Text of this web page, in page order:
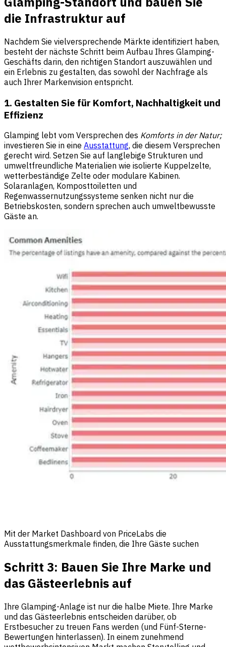
die Infrastruktur auf
Nachdem Sie vielversprechende Märkte identifiziert haben,
besteht der nächste Schritt beim Aufbau Ihres Glamping-
Geschäfts darin, den richtigen Standort auszuwählen und
ein Erlebnis zu gestalten, das sowohl der Nachfrage als
auch Ihrer Markenvision entspricht.
1. Gestalten Sie für Komfort, Nachhaltigkeit und
Effizienz
Glamping lebt vom Versprechen des Komforts in der Natur;
investieren Sie in eine Ausstattung, die diesem Versprechen
gerecht wird. Setzen Sie auf langlebige Strukturen und
umweltfreundliche Materialien wie isolierte Kuppelzelte,
wetterbeständige Zelte oder modulare Kabinen.
Solaranlagen, Komposttoiletten und
Regenwassernutzungssysteme senken nicht nur die
Betriebskosten, sondern sprechen auch umweltbewusste
Gäste an.
Mit der Market Dashboard von PriceLabs die
Ausstattungsmerkmale finden, die Ihre Gäste suchen
Schritt 3: Bauen Sie Ihre Marke und
das Gästeerlebnis auf
Ihre Glamping-Anlage ist nur die halbe Miete. Ihre Marke
und das Gästeerlebnis entscheiden darüber, ob
Erstbesucher zu treuen Fans werden (und Fünf-Sterne-
Bewertungen hinterlassen). In einem zunehmend